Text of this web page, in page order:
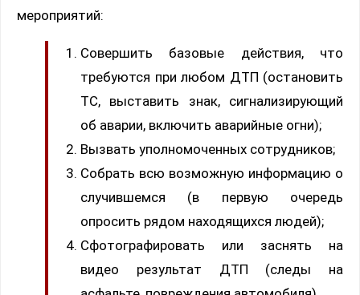
мероприятий:
Совершить базовые действия, что
требуются при любом ДТП (остановить
ТС, выставить знак, сигнализирующий
об аварии, включить аварийные огни);
Вызвать уполномоченных сотрудников;
Собрать всю возможную информацию о
случившемся (в первую очередь
опросить рядом находящихся людей);
Сфотографировать или заснять на
видео результат ДТП (следы на